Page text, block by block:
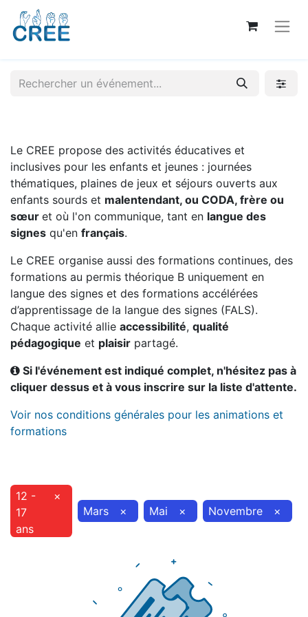
Le CREE propose des activités éducatives et
inclusives pour les enfants et jeunes : journées
thématiques, plaines de jeux et séjours ouverts aux
enfants sourds et malentendant, ou CODA, frère ou
sœur et où l'on communique, tant en langue des
signes qu'en français.
Le CREE organise aussi des formations continues, des
formations au permis théorique B uniquement en
langue des signes et des formations accélérées
d’apprentissage de la langue des signes (FALS).
Chaque activité allie accessibilité, qualité
pédagogique et plaisir partagé.
Si l'événement est indiqué complet, n'hésitez pas à
cliquer dessus et à vous inscrire sur la liste d'attente.
Voir nos conditions générales pour les animations et
formations
12 -
17
ans
×
Mars
× Mai × Novembre ×